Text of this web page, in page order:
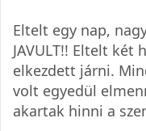
Eltelt egy nap,
JAVULT!! Eltelt két
elkezdett járni.
volt egyedül
akartak hinni a